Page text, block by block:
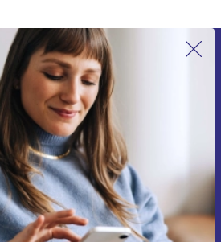
offres et infos de refurbed
plus aucune offre.
S'inscrire
sur l'utilisation des données personnelles
.